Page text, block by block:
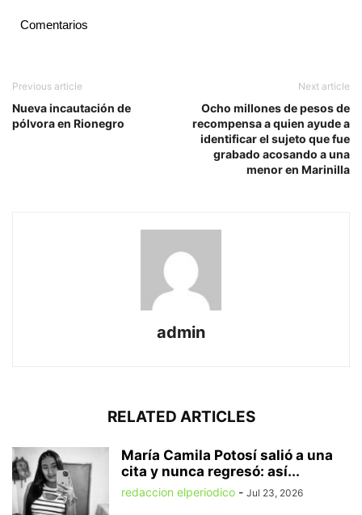
Comentarios
Previous article
Nueva incautación de
pólvora en Rionegro
Next article
Ocho millones de pesos de
recompensa a quien ayude a
identificar el sujeto que fue
grabado acosando a una
menor en Marinilla
admin
RELATED ARTICLES
María Camila Potosí salió a una
cita y nunca regresó: así...
redaccion elperiodico - Jul 23, 2026